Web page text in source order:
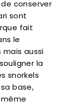
conserver
sont
fait
le
aussi
la
snorkels
base,